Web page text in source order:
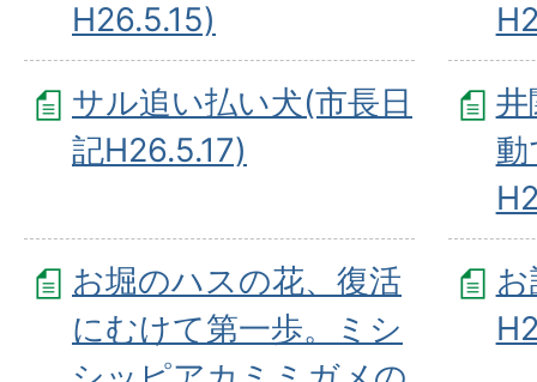
H26.5.15)
サル追い払い犬(市長日
記H26.5.17)
井
お堀のハスの花、復活
にむけて第一歩。ミシ